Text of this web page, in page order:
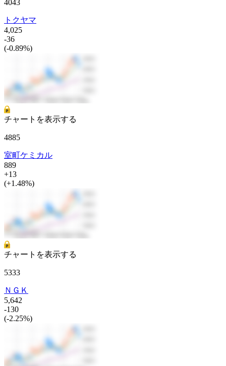
4043
トクヤマ
4,025
-36
(-0.89%)
チャートを表示する
4885
室町ケミカル
889
+13
(+1.48%)
チャートを表示する
5333
ＮＧＫ
5,642
-130
(-2.25%)